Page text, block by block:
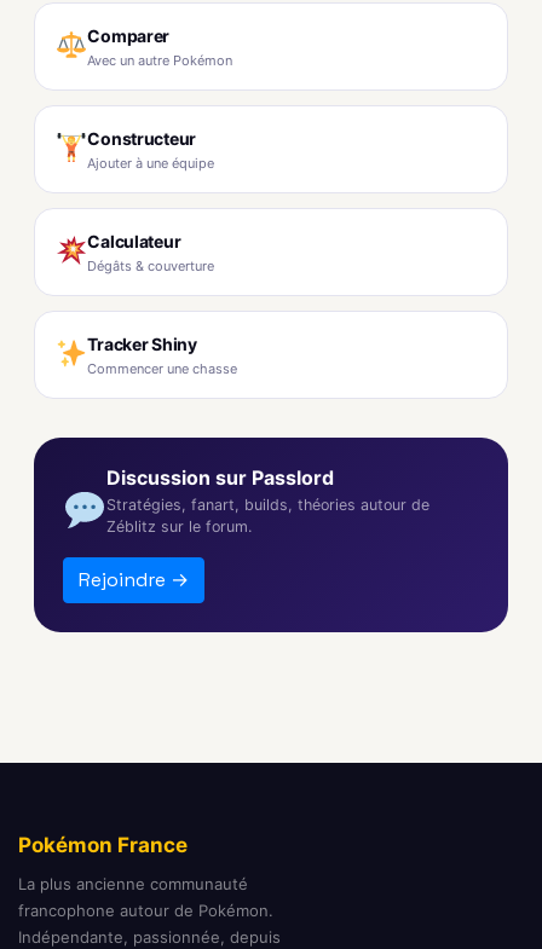
Comparer
Avec un autre Pokémon
Constructeur
Ajouter à une équipe
Calculateur
Dégâts & couverture
Tracker Shiny
Commencer une chasse
Discussion sur Passlord
Stratégies, fanart, builds, théories autour de
Zéblitz sur le forum.
Rejoindre →
Pokémon France
La plus ancienne communauté
francophone autour de Pokémon.
Indépendante, passionnée, depuis